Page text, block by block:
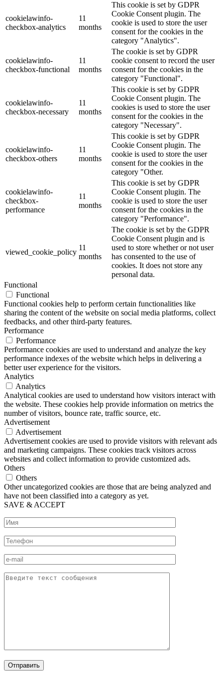
cookielawinfo-
checkbox-analytics
11
months
This cookie is set by GDPR
Cookie Consent plugin. The
cookie is used to store the user
consent for the cookies in the
category "Analytics".
cookielawinfo-
checkbox-functional
11
months
The cookie is set by GDPR
cookie consent to record the user
consent for the cookies in the
category "Functional".
cookielawinfo-
checkbox-necessary
11
months
This cookie is set by GDPR
Cookie Consent plugin. The
cookies is used to store the user
consent for the cookies in the
category "Necessary".
cookielawinfo-
checkbox-others
11
months
This cookie is set by GDPR
Cookie Consent plugin. The
cookie is used to store the user
consent for the cookies in the
category "Other.
cookielawinfo-
checkbox-
performance
11
months
This cookie is set by GDPR
Cookie Consent plugin. The
cookie is used to store the user
consent for the cookies in the
category "Performance".
viewed_cookie_policy
11
months
The cookie is set by the GDPR
Cookie Consent plugin and is
used to store whether or not user
has consented to the use of
cookies. It does not store any
personal data.
Functional
Functional
Functional cookies help to perform certain functionalities like
sharing the content of the website on social media platforms, collect
feedbacks, and other third-party features.
Performance
Performance
Performance cookies are used to understand and analyze the key
performance indexes of the website which helps in delivering a
better user experience for the visitors.
Analytics
Analytics
Analytical cookies are used to understand how visitors interact with
the website. These cookies help provide information on metrics the
number of visitors, bounce rate, traffic source, etc.
Advertisement
Advertisement
Advertisement cookies are used to provide visitors with relevant ads
and marketing campaigns. These cookies track visitors across
websites and collect information to provide customized ads.
Others
Others
Other uncategorized cookies are those that are being analyzed and
have not been classified into a category as yet.
SAVE & ACCEPT
Отправить